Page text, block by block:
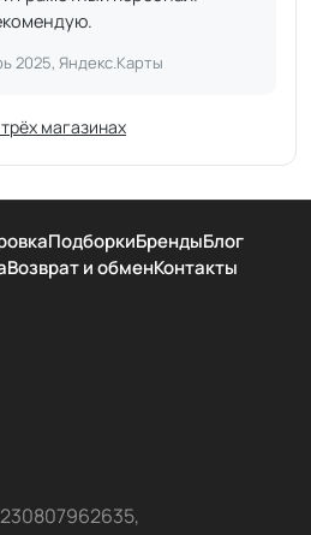
2025, Яндекс.Карты
магазинах
ПодборкиБрендыБлог
Возврат и обменКонтакты